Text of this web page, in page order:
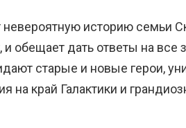
историю семьи
обещает дать ответы на все
старые и новые герои,
на край Галактики и